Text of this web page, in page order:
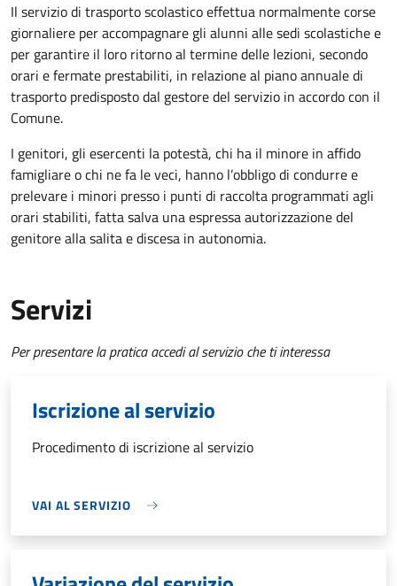
Il servizio di trasporto scolastico effettua normalmente corse
giornaliere per accompagnare gli alunni alle sedi scolastiche e
per garantire il loro ritorno al termine delle lezioni, secondo
orari e fermate prestabiliti, in relazione al piano annuale di
trasporto predisposto dal gestore del servizio in accordo con il
Comune.
I genitori, gli esercenti la potestà, chi ha il minore in affido
famigliare o chi ne fa le veci, hanno l’obbligo di condurre e
prelevare i minori presso i punti di raccolta programmati agli
orari stabiliti, fatta salva una espressa autorizzazione del
genitore alla salita e discesa in autonomia.
Servizi
Per presentare la pratica accedi al servizio che ti interessa
Iscrizione al servizio
Procedimento di iscrizione al servizio
VAI AL SERVIZIO